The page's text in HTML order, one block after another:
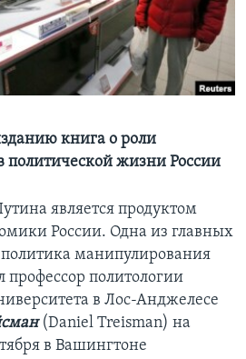
книга о роли
жизни России
является продуктом
России. Одна из главных
манипулирования
политологии
в Лос-Анджелесе
(Daniel Treisman) на
в Вашингтоне